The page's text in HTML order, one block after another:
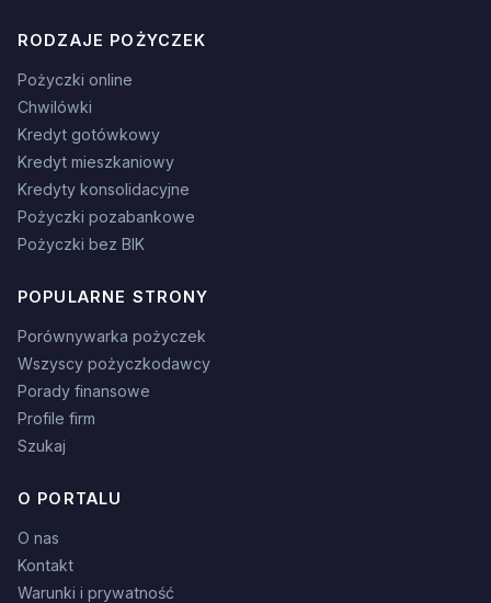
RODZAJE POŻYCZEK
Pożyczki online
Chwilówki
Kredyt gotówkowy
Kredyt mieszkaniowy
Kredyty konsolidacyjne
Pożyczki pozabankowe
Pożyczki bez BIK
POPULARNE STRONY
Porównywarka pożyczek
Wszyscy pożyczkodawcy
Porady finansowe
Profile firm
Szukaj
O PORTALU
O nas
Kontakt
Warunki i prywatność